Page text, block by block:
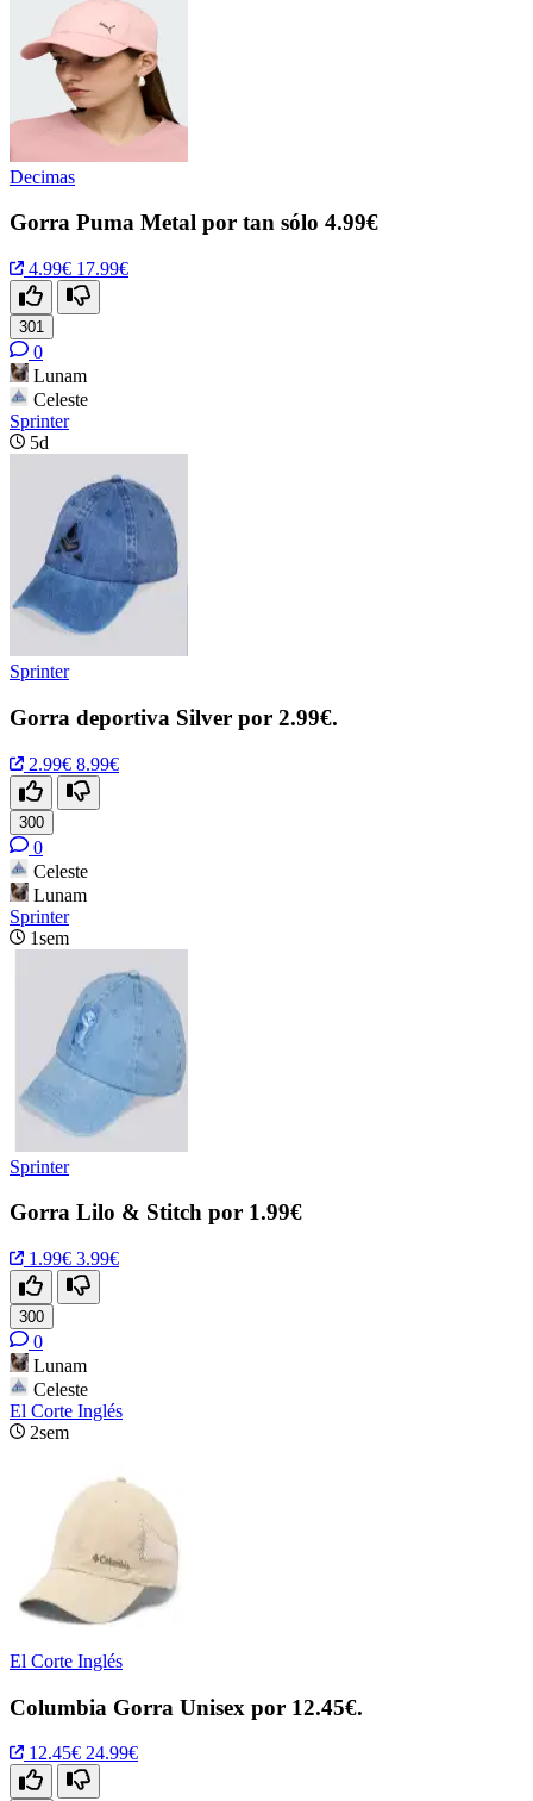
Decimas
Gorra Puma Metal por tan sólo 4.99€
4.99€ 17.99€
301
0
Lunam
Celeste
Sprinter
5d
Sprinter
Gorra deportiva Silver por 2.99€.
2.99€ 8.99€
300
0
Celeste
Lunam
Sprinter
1sem
Sprinter
Gorra Lilo & Stitch por 1.99€
1.99€ 3.99€
300
0
Lunam
Celeste
El Corte Inglés
2sem
El Corte Inglés
Columbia Gorra Unisex por 12.45€.
12.45€ 24.99€